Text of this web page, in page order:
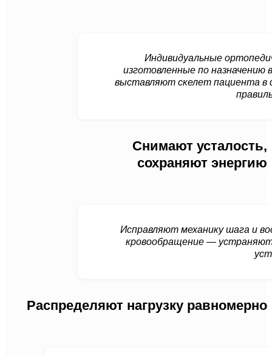
Индивидуальные
изготовленные по назначению
выставляют скелет пациента в
Снимают усталость,
сохраняют энергию
Исправляют механику шага и
кровообращение — устраняют
Распределяют нагрузку равномерно